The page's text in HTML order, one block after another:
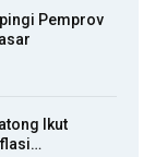
Pemprov
Ikut